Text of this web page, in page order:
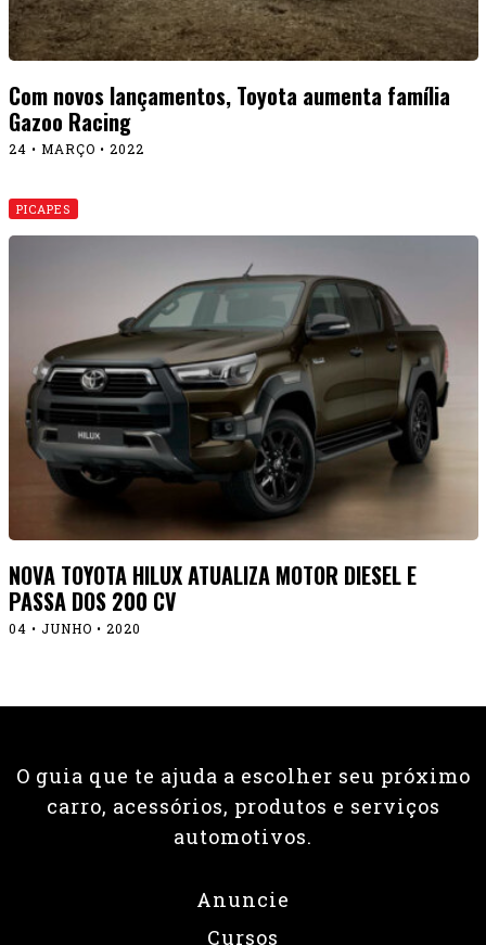
Com novos lançamentos, Toyota aumenta família
Gazoo Racing
24 • MARÇO • 2022
PICAPES
NOVA TOYOTA HILUX ATUALIZA MOTOR DIESEL E
PASSA DOS 200 CV
04 • JUNHO • 2020
O guia que te ajuda a escolher seu próximo
carro, acessórios, produtos e serviços
automotivos.
Anuncie
Cursos